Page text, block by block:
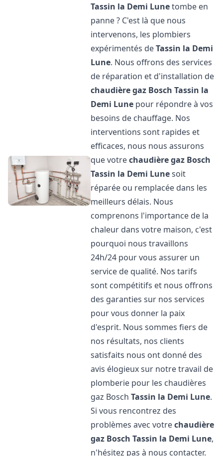
Tassin la Demi Lunetombe en
panne ? C'est là que nous
intervenons, les plombiers
expérimentés deTassin la Demi
Lune. Nous offrons des services
de réparation et d'installation de
chaudière gaz Bosch Tassin la
Demi Lune pour répondre à vos
besoins de chauffage. Nos
interventions sont rapides et
efficaces, nous nous assurons
que votrechaudière gaz Bosch
Tassin la Demi Lunesoit
réparée ou remplacée dans les
meilleurs délais. Nous
comprenons l'importance de la
chaleur dans votre maison, c'est
pourquoi nous travaillons
24h/24 pour vous assurer un
service de qualité. Nos tarifs
sont compétitifs et nous offrons
des garanties sur nos services
pour vous donner la paix
d'esprit. Nous sommes fiers de
nos résultats, nos clients
satisfaits nous ont donné des
avis élogieux sur notre travail de
plomberie pour les chaudières
gaz BoschTassin la Demi Lune.
Si vous rencontrez des
problèmes avec votrechaudière
gaz Bosch Tassin la Demi Lune,
n'hésitez pas à nous contacter.